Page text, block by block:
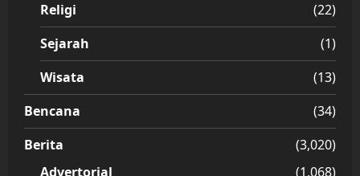
Religi
(22)
Sejarah
(1)
Wisata
(13)
Bencana
(34)
Berita
(3,020)
Advertorial
(1,068)